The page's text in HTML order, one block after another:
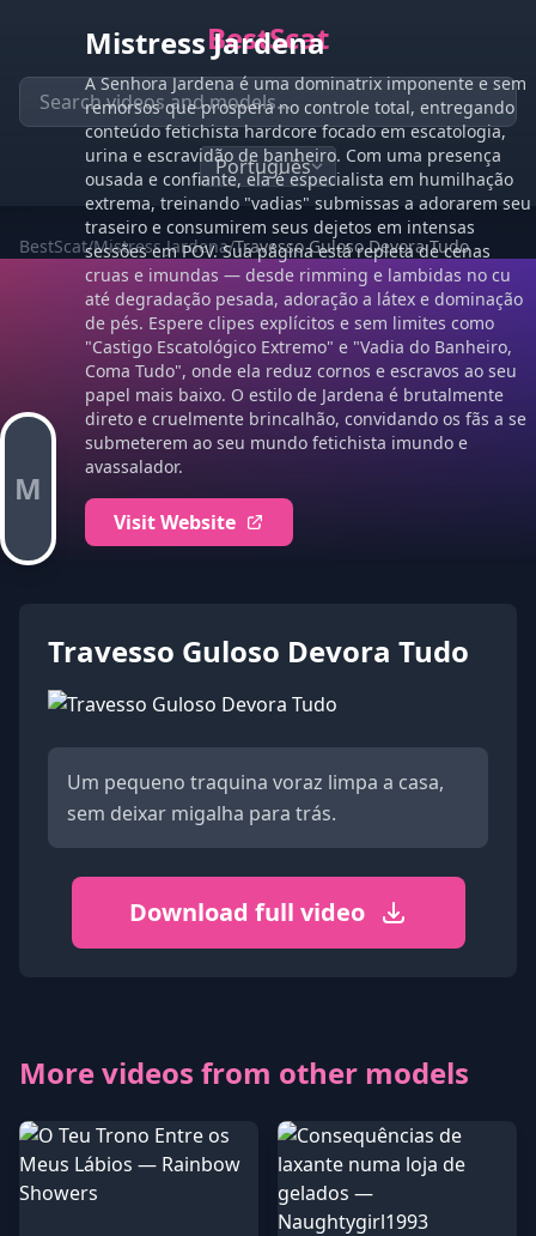
BestScat
BestScat/Mistress Jardena/Travesso Guloso Devora Tudo
M
Mistress Jardena
A Senhora Jardena é uma dominatrix imponente e sem
remorsos que prospera no controle total, entregando
conteúdo fetichista hardcore focado em escatologia,
urina e escravidão de banheiro. Com uma presença
ousada e confiante, ela é especialista em humilhação
extrema, treinando "vadias" submissas a adorarem seu
traseiro e consumirem seus dejetos em intensas
sessões em POV. Sua página está repleta de cenas
cruas e imundas — desde rimming e lambidas no cu
até degradação pesada, adoração a látex e dominação
de pés. Espere clipes explícitos e sem limites como
"Castigo Escatológico Extremo" e "Vadia do Banheiro,
Coma Tudo", onde ela reduz cornos e escravos ao seu
papel mais baixo. O estilo de Jardena é brutalmente
direto e cruelmente brincalhão, convidando os fãs a se
submeterem ao seu mundo fetichista imundo e
avassalador.
Visit Website
Travesso Guloso Devora Tudo
Um pequeno traquina voraz limpa a casa,
sem deixar migalha para trás.
Download full video
More videos from other models